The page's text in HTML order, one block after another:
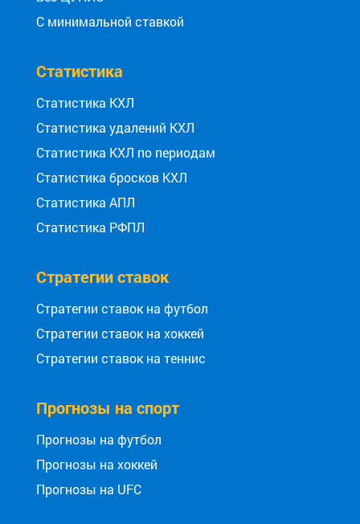
С минимальной ставкой
Статистика
Статистика КХЛ
Статистика удалений КХЛ
Статистика КХЛ по периодам
Статистика бросков КХЛ
Статистика АПЛ
Статистика РФПЛ
Стратегии ставок
Стратегии ставок на футбол
Стратегии ставок на хоккей
Стратегии ставок на теннис
Прогнозы на спорт
Прогнозы на футбол
Прогнозы на хоккей
Прогнозы на UFC